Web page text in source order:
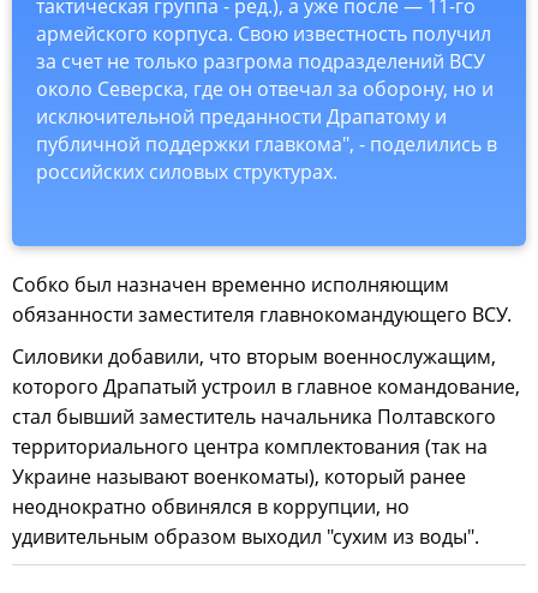
тактическая группа - ред.), а уже после — 11-го
армейского корпуса. Свою известность получил
за счет не только разгрома подразделений ВСУ
около Северска, где он отвечал за оборону, но и
исключительной преданности Драпатому и
публичной поддержки главкома", - поделились в
российских силовых структурах.
Собко был назначен временно исполняющим
обязанности заместителя главнокомандующего ВСУ.
Силовики добавили, что вторым военнослужащим,
которого Драпатый устроил в главное командование,
стал бывший заместитель начальника Полтавского
территориального центра комплектования (так на
Украине называют военкоматы), который ранее
неоднократно обвинялся в коррупции, но
удивительным образом выходил "сухим из воды".